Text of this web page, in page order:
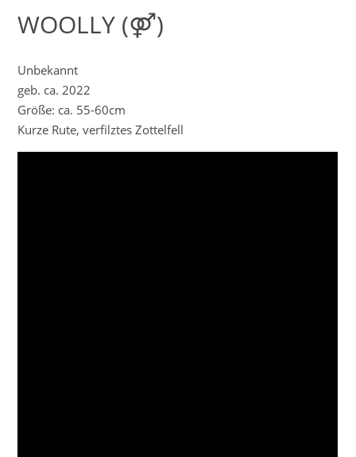
WOOLLY (⚤)
Unbekannt
geb. ca. 2022
Größe: ca. 55-60cm
Kurze Rute, verfilztes Zottelfell